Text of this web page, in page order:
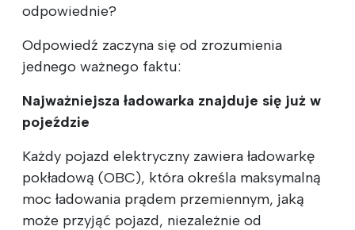
odpowiednie?
Odpowiedź zaczyna się od zrozumienia
jednego ważnego faktu:
Najważniejsza ładowarka znajduje się już w
pojeździe
Każdy pojazd elektryczny zawiera ładowarkę
pokładową (OBC), która określa maksymalną
moc ładowania prądem przemiennym, jaką
może przyjąć pojazd, niezależnie od